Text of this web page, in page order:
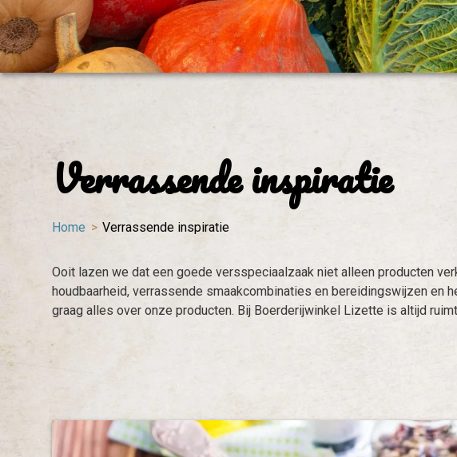
Verrassende inspiratie
Home Verrassende inspiratie
Ooit lazen we dat een goede versspeciaalzaak niet alleen producten
houdbaarheid, verrassende smaakcombinaties en bereidingswijzen en
graag alles over onze producten. Bij Boerderijwinkel Lizette is altijd